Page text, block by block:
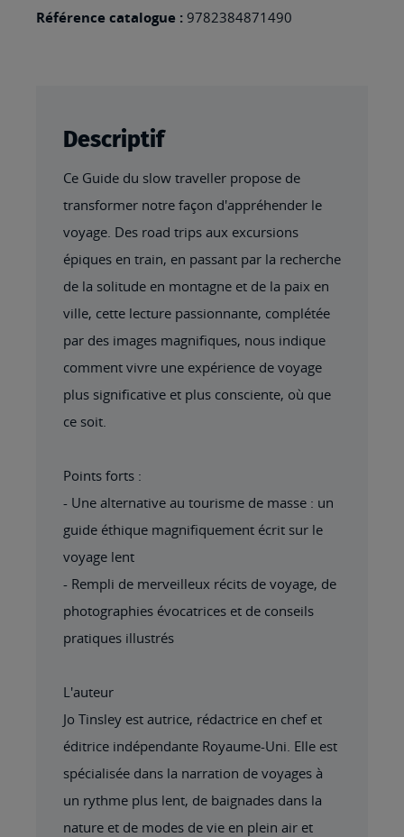
Référence catalogue : 9782384871490
Descriptif
Ce Guide du slow traveller propose de
transformer notre façon d'appréhender le
voyage. Des road trips aux excursions
épiques en train, en passant par la recherche
de la solitude en montagne et de la paix en
ville, cette lecture passionnante, complétée
par des images magnifiques, nous indique
comment vivre une expérience de voyage
plus significative et plus consciente, où que
ce soit.
Points forts :
- Une alternative au tourisme de masse : un
guide éthique magnifiquement écrit sur le
voyage lent
- Rempli de merveilleux récits de voyage, de
photographies évocatrices et de conseils
pratiques illustrés
L'auteur
Jo Tinsley est autrice, rédactrice en chef et
éditrice indépendante Royaume-Uni. Elle est
spécialisée dans la narration de voyages à
un rythme plus lent, de baignades dans la
nature et de modes de vie en plein air et